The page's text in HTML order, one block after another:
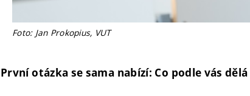
Foto: Jan Prokopius, VUT
První otázka se sama nabízí: Co podle vás